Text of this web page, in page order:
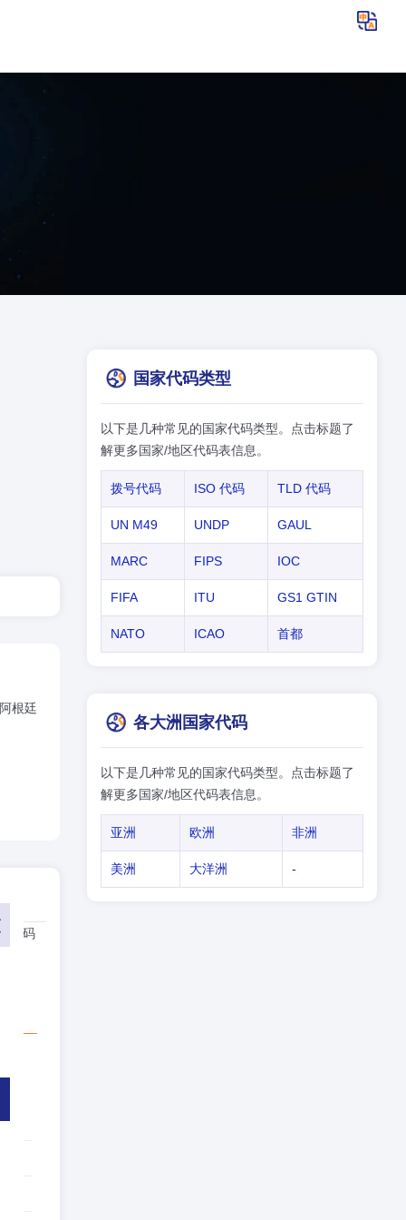
根廷
代码
国家代码类型
以下是几种常见的国家代码类型。点击标题了
解更多国家/地区代码表信息。
拨号代码 ISO 代码 TLD 代码
UN M49 UNDP GAUL
MARC FIPS IOC
FIFA ITU GS1 GTIN
NATO ICAO 首都
各大洲国家代码
以下是几种常见的国家代码类型。点击标题了
解更多国家/地区代码表信息。
亚洲 欧洲 非洲
美洲 大洋洲 -